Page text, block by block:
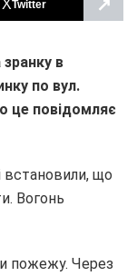
Twitter ↗
в
по вул.
це повідомляє
встановили, що
Вогонь
пожежу. Через